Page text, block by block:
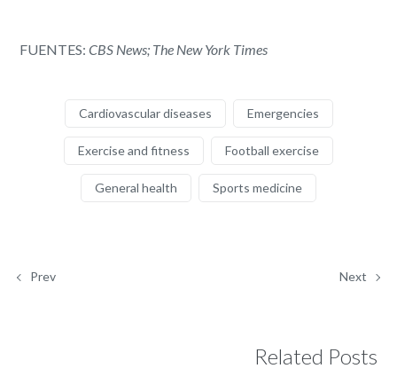
FUENTES: CBS News; The New York Times
Cardiovascular diseases Emergencies
Exercise and fitness Football exercise
General health Sports medicine
Prev Next
Related Posts